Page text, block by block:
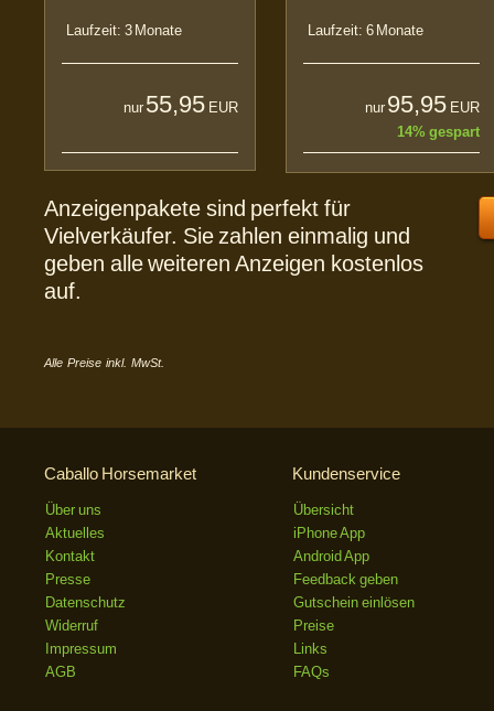
Laufzeit: 3 Monate
nur 55,95 EUR
Laufzeit: 6 Monate
nur 95,95 EUR
14% gespart
Anzeigenpakete sind perfekt für
Vielverkäufer. Sie zahlen einmalig und
geben alle weiteren Anzeigen kostenlos
auf.
Alle Preise inkl. MwSt.
Caballo Horsemarket
Über uns
Aktuelles
Kontakt
Presse
Datenschutz
Widerruf
Impressum
AGB
Kundenservice
Übersicht
iPhone App
Android App
Feedback geben
Gutschein einlösen
Preise
Links
FAQs